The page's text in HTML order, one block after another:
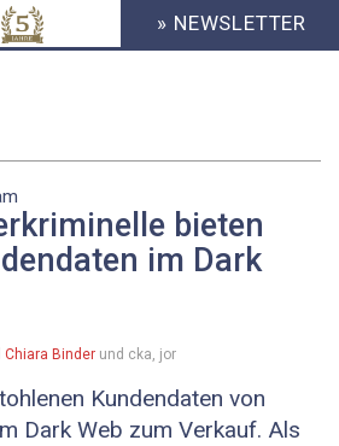
HEADER
MENU
» NEWSLETTER
bieten
im Dark
Chiara Binder und cka, jor
Kundendaten von
Dark Web zum Verkauf. Als